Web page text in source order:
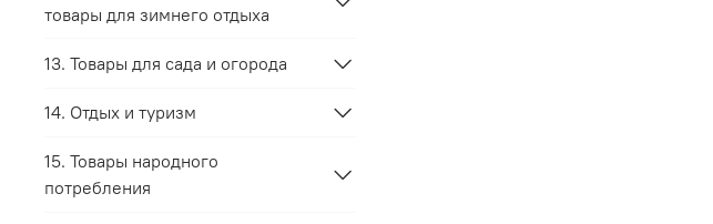
товары для зимнего отдыха
13. Товары для сада и огорода
14. Отдых и туризм
15. Товары народного
потребления